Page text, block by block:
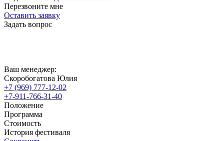
Перезвоните мне
Оставить заявку
Задать вопрос
Ваш менеджер:
Скоробогатова Юлия
+7 (969) 777-12-02
+7-911-766-31-40
Положение
Программа
Стоимость
История фестиваля